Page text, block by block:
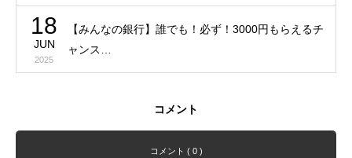
18
JUN
2025
【みんなの銀行】誰でも！必ず！3000円もらえるチ
ャンス…
コメント
コメント ( 0 )